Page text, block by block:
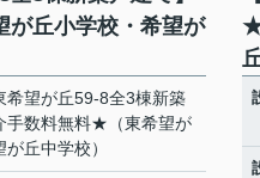
丘小学校・希望が
希望が丘59-8全3棟新築
手数料無料★（東希望が
丘中学校）
★